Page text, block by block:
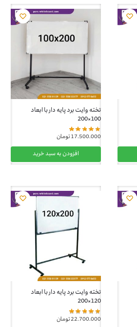
تخته وایت برد پایه دار با ابعاد
100×200
17.500.000تومان
افزودن به سبد خرید
تخته وایت برد پایه دار با ابعاد
120×200
22.700.000تومان